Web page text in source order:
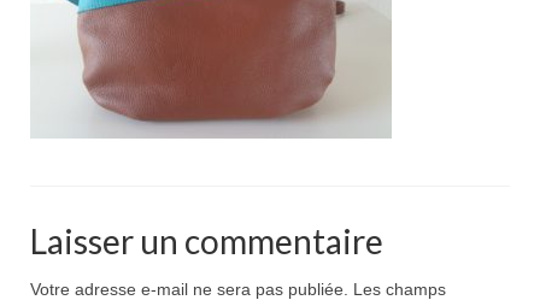
Contact
Laisser un commentaire
Votre adresse e-mail ne sera pas publiée.
Les champs